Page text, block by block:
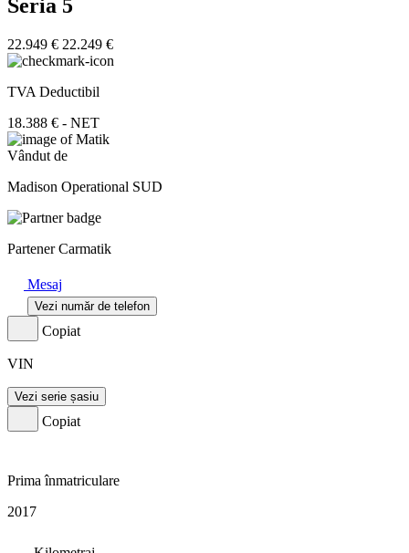
Seria 5
22.949 € 22.249 €
TVA Deductibil
18.388 € - NET
Vândut de
Madison Operational SUD
Partener Carmatik
Mesaj
Vezi număr de telefon
Copiat
VIN
Vezi serie șasiu
Copiat
Prima înmatriculare
2017